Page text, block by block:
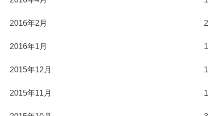
2016年2月 2
2016年1月 1
2015年12月 1
2015年11月 1